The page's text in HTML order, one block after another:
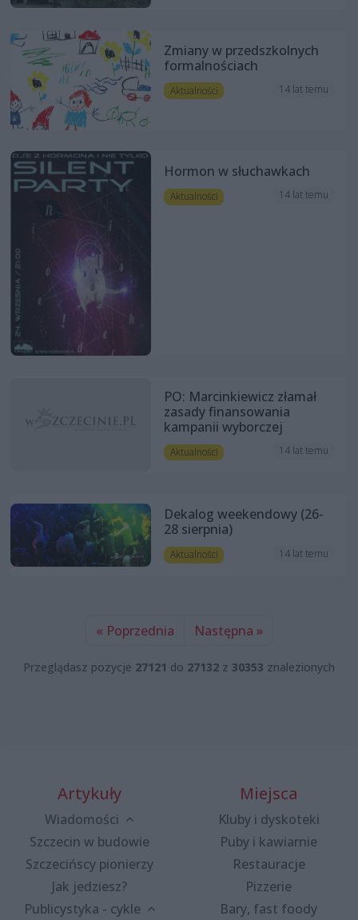
Zmiany w przedszkolnych
formalnościach
Aktualności 14 lat temu
Hormon w słuchawkach
Aktualności 14 lat temu
PO: Marcinkiewicz złamał
zasady finansowania
kampanii wyborczej
Aktualności 14 lat temu
Dekalog weekendowy (26-
28 sierpnia)
Aktualności 14 lat temu
« Poprzednia Następna »
Przeglądasz pozycje 27121 do 27132 z 30353 znalezionych
Artykuły
Wiadomości
Szczecin w budowie
Szczecińscy pionierzy
Jak jedziesz?
Publicystyka - cykle
Miejsca
Kluby i dyskoteki
Puby i kawiarnie
Restauracje
Pizzerie
Bary, fast foody